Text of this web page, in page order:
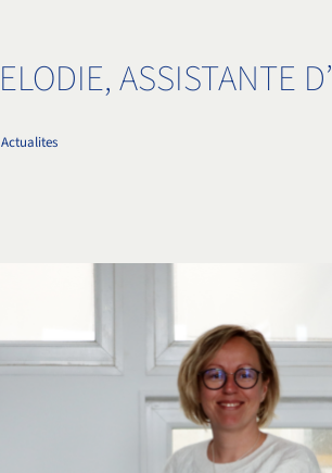
ASSISTANTE